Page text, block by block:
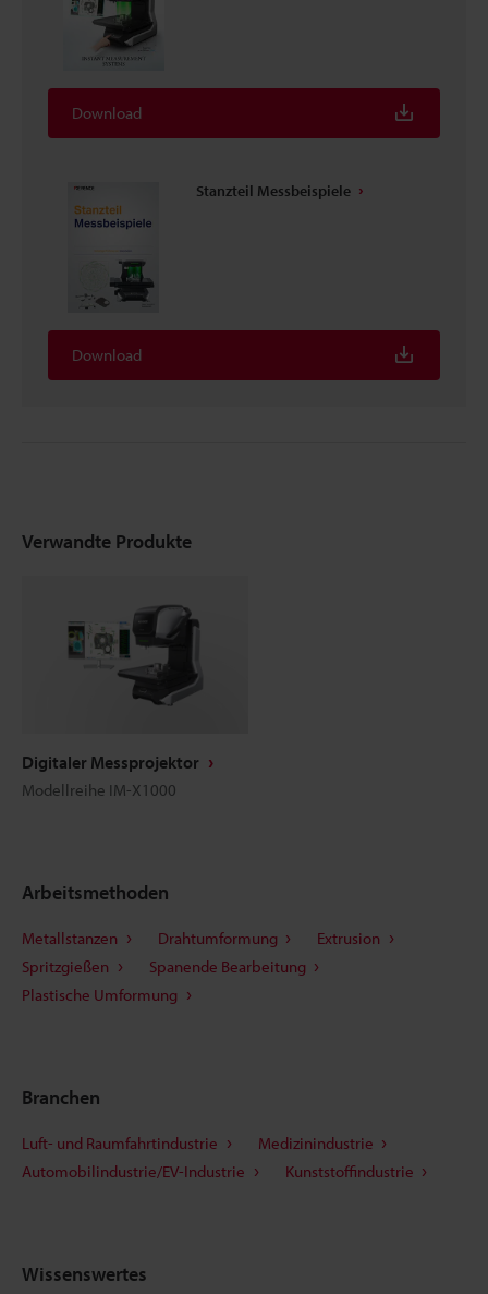
Download
Stanzteil Messbeispiele
Download
Verwandte Produkte
Digitaler Messprojektor
Modellreihe IM-X1000
Arbeitsmethoden
Metallstanzen Drahtumformung
Extrusion
Spritzgießen
Spanende Bearbeitung
Plastische Umformung
Branchen
Luft- und Raumfahrtindustrie
Medizinindustrie
Automobilindustrie/EV-Industrie
Kunststoffindustrie
Wissenswertes